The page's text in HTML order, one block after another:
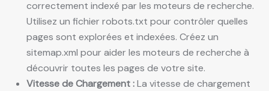
correctement indexé par les moteurs de recherche.
Utilisez un fichier robots.txt pour contrôler quelles
pages sont explorées et indexées. Créez un
sitemap.xml pour aider les moteurs de recherche à
découvrir toutes les pages de votre site.
Vitesse de Chargement :La vitesse de chargement